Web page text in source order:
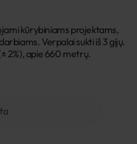
kūrybiniams projektams,
Verpalai sukti iš 3 gijų.
2%), apie 660 metrų.